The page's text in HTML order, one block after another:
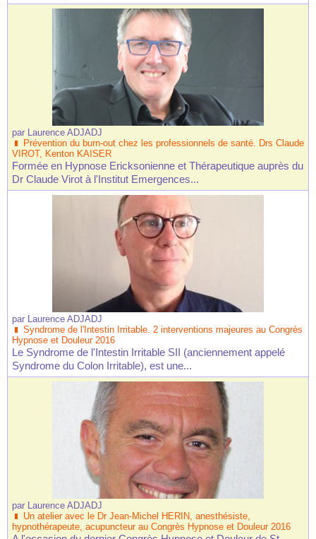
par Laurence ADJADJ
Prévention du burn-out chez les professionnels de santé. Drs Claude
VIROT, Kenton KAISER
Formée en Hypnose Ericksonienne et Thérapeutique auprès du
Dr Claude Virot à l'Institut Emergences...
par Laurence ADJADJ
Syndrome de l'Intestin Irritable. 2 interventions majeures au Congrès
Hypnose et Douleur 2016
Le Syndrome de l'Intestin Irritable SII (anciennement appelé
Syndrome du Colon Irritable), est une...
par Laurence ADJADJ
Un atelier avec le Dr Jean-Michel HERIN, anesthésiste,
hypnothérapeute, acupuncteur au Congrès Hypnose et Douleur 2016